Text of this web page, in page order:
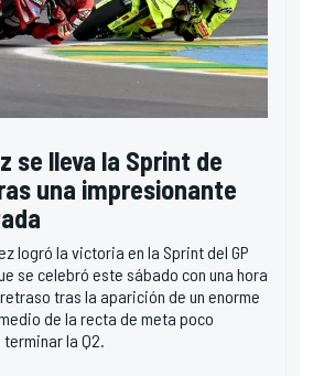
se lleva la Sprint de
una impresionante
logró la victoria en la Sprint del GP
se celebró este sábado con una hora
tras la aparición de un enorme
de la recta de meta poco
la Q2.